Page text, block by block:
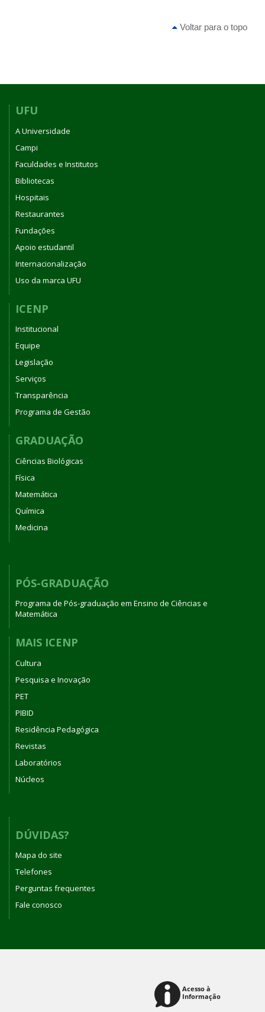
Voltar para o topo
UFU
A Universidade
Campi
Faculdades e Institutos
Bibliotecas
Hospitais
Restaurantes
Fundações
Apoio estudantil
Internacionalização
Uso da marca UFU
ICENP
Institucional
Equipe
Legislação
Serviços
Transparência
Programa de Gestão
GRADUAÇÃO
Ciências Biológicas
Física
Matemática
Química
Medicina
PÓS-GRADUAÇÃO
Programa de Pós-graduação em Ensino de Ciências e
Matemática
MAIS ICENP
Cultura
Pesquisa e Inovação
PET
PIBID
Residência Pedagógica
Revistas
Laboratórios
Núcleos
DÚVIDAS?
Mapa do site
Telefones
Perguntas frequentes
Fale conosco